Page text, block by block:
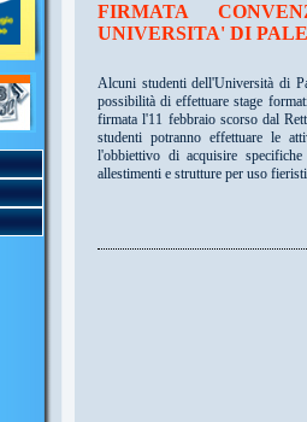
FIRMATA
UNIVERSITA' DI
Alcuni studenti dell'Università di
possibilità di effettuare stage
firmata l'11 febbraio scorso dal
studenti potranno effettuare le
l'obbiettivo di acquisire
allestimenti e strutture per uso